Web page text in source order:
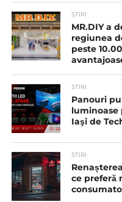
STIRI
MR.DIY a
regiunea
peste
STIRI
Panouri
luminoase
Iaşi de
STIRI
ce preferă